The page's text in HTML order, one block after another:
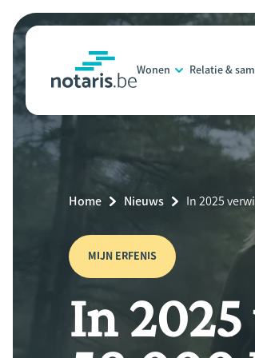
Overslaan
en
naar
de
inhoud
gaan
Wonen Relatie &
Breadcrumb
Home Nieuws
Current
In 2025
MIJN ERFENIS
In